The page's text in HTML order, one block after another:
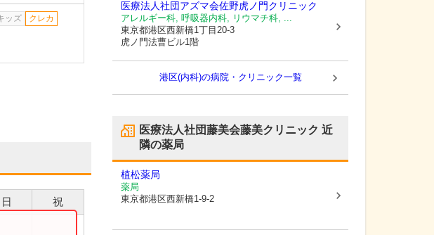
ッズ
クレカ
日 祝
医療法人社団アズマ会佐野虎ノ門クリニック
アレルギー科, 呼吸器内科, リウマチ科, ...
東京都港区西新橋1丁目20-3
虎ノ門法曹ビル1階
港区(内科)の病院・クリニック一覧
医療法人社団藤美会藤美クリニック 近
隣の薬局
植松薬局
薬局
東京都港区西新橋1-9-2